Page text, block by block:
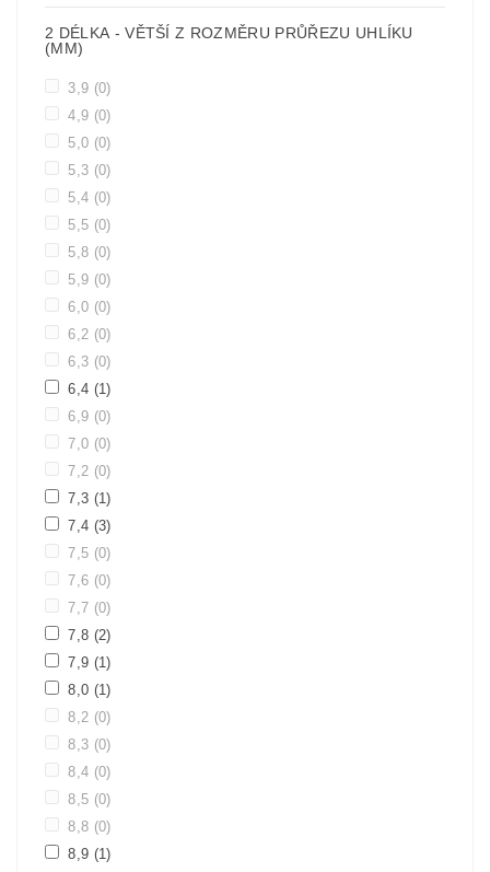
2 DÉLKA - VĚTŠÍ Z ROZMĚRU PRŮŘEZU UHLÍKU
(MM)
3,9 (0)
4,9 (0)
5,0 (0)
5,3 (0)
5,4 (0)
5,5 (0)
5,8 (0)
5,9 (0)
6,0 (0)
6,2 (0)
6,3 (0)
6,4 (1)
6,9 (0)
7,0 (0)
7,2 (0)
7,3 (1)
7,4 (3)
7,5 (0)
7,6 (0)
7,7 (0)
7,8 (2)
7,9 (1)
8,0 (1)
8,2 (0)
8,3 (0)
8,4 (0)
8,5 (0)
8,8 (0)
8,9 (1)